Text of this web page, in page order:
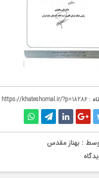
:
https://khateshomal.ir/?p=18286
: بهناز مقدس